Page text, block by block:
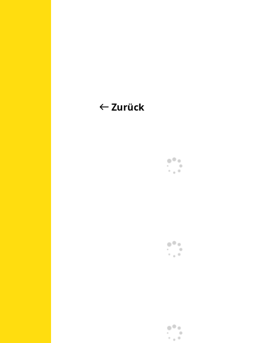
Zurück